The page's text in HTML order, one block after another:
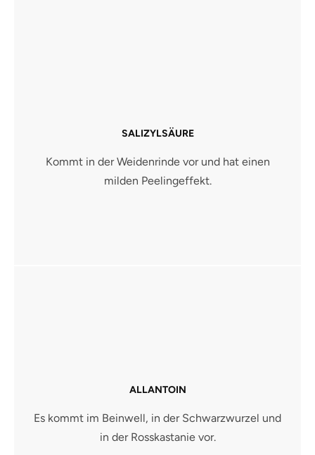
SALIZYLSÄURE
Kommt in der Weidenrinde vor und hat einen
milden Peelingeffekt.
ALLANTOIN
Es kommt im Beinwell, in der Schwarzwurzel und
in der Rosskastanie vor.